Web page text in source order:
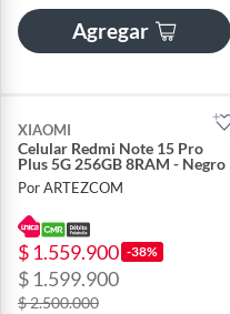
Agregar
XIAOMI
Celular Redmi Note 15 Pro
Plus 5G 256GB 8RAM - Negro
Por ARTEZCOM
$ 1.559.900 -38%
$ 1.599.900
$ 2.500.000